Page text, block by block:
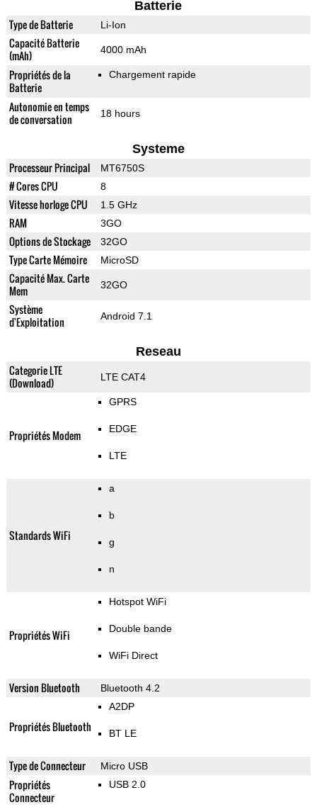
Batterie
Type de Batterie Li-Ion
Capacité Batterie
(mAh)
4000 mAh
Propriétés de la
Batterie
Chargement rapide
Autonomie en temps
de conversation
18 hours
Systeme
Processeur Principal MT6750S
# Cores CPU 8
Vitesse horloge CPU 1.5 GHz
RAM 3GO
Options de Stockage 32GO
Type Carte Mémoire MicroSD
Capacité Max. Carte
Mem
32GO
Système
d'Exploitation
Android 7.1
Reseau
Categorie LTE
(Download)
LTE CAT4
Propriétés Modem
GPRS
EDGE
LTE
Standards WiFi
a
b
g
n
Propriétés WiFi
Hotspot WiFi
Double bande
WiFi Direct
Version Bluetooth Bluetooth 4.2
Propriétés Bluetooth
A2DP
BT LE
Type de Connecteur Micro USB
Propriétés
Connecteur
USB 2.0